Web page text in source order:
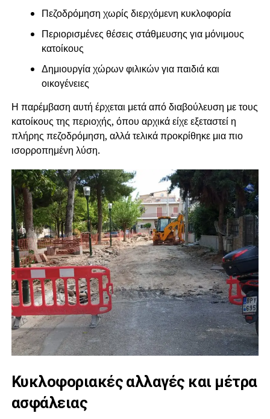
Πεζοδρόμηση χωρίς διερχόμενη κυκλοφορία
Περιορισμένες θέσεις στάθμευσης για μόνιμους
κατοίκους
Δημιουργία χώρων φιλικών για παιδιά και
οικογένειες
Η παρέμβαση αυτή έρχεται μετά από διαβούλευση με τους
κατοίκους της περιοχής, όπου αρχικά είχε εξεταστεί η
πλήρης πεζοδρόμηση, αλλά τελικά προκρίθηκε μια πιο
ισορροπημένη λύση.
Κυκλοφοριακές αλλαγές και μέτρα
ασφάλειας